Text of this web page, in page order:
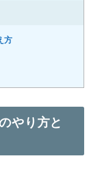
方
やり方と